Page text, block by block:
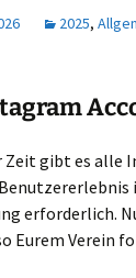
Wandern2025,
gibt es alle
erforderlich.
Eurem Verein